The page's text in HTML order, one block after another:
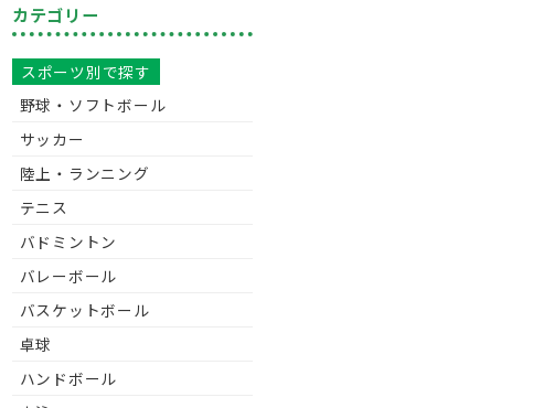
カテゴリー
スポーツ別で探す
野球・ソフトボール
サッカー
陸上・ランニング
テニス
バドミントン
バレーボール
バスケットボール
卓球
ハンドボール